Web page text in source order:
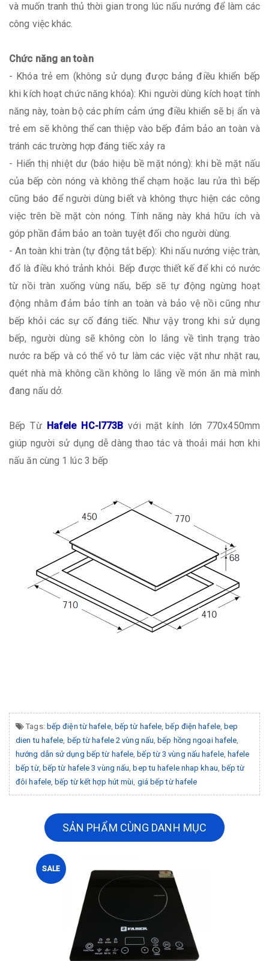
và muốn tranh thủ thời gian trong lúc nấu nướng để làm các
công việc khác.
Chức năng an toàn
- Khóa trẻ em (không sử dụng được bảng điều khiển bếp
khi kích hoạt chức năng khóa): Khi người dùng kích hoạt tính
năng này, toàn bộ các phím cảm ứng điều khiển sẽ bị ẩn và
trẻ em sẽ không thể can thiệp vào bếp đảm bảo an toàn và
tránh các trường hợp đáng tiếc xảy ra
- Hiển thị nhiệt dư (báo hiệu bề mặt nóng): khi bề mặt nấu
của bếp còn nóng và không thể chạm hoặc lau rửa thì bếp
cũng báo để người dùng biết và không thực hiện các công
việc trên bề mặt còn nóng. Tính năng này khá hữu ích và
góp phần đảm bảo an toàn tuyệt đối cho người dùng.
- An toàn khi tràn (tự động tắt bếp): Khi nấu nướng việc tràn,
đổ là điều khó trảnh khỏi. Bếp được thiết kế để khi có nước
từ nồi tràn xuống vùng nấu, bếp sẽ tự động ngừng hoạt
động nhằm đảm bảo tính an toàn và bảo vệ nồi cũng như
bếp khỏi các sự cố đáng tiếc. Như vậy trong khi sử dụng
bếp, người dùng sẽ không còn lo lắng về tình trạng trào
nước ra bếp và có thể vô tư làm các việc vặt như nhặt rau,
quét nhà mà không cần không lo lắng về món ăn mà mình
đang nấu dở.
Bếp Từ Hafele HC-I773Bvới mặt kính lớn 770x450mm
giúp người sử dụng dễ dàng thao tác và thoải mái hơn khi
nấu ăn cùng 1 lúc 3 bếp
Tags: bếp điện từ hafele, bếp từ hafele bếp điện hafele, bep
dien tu hafele bếp từ hafele 2 vùng nấu bếp hồng ngoại hafele
hướng dẫn sử dụng bếp từ hafele bếp từ 3 vùng nấu hafele, hafele
bếp từ, bếp từ hafele 3 vùng nấu bep tu hafele nhap khau bếp từ
đôi hafele bếp từ kết hợp hút mùi giá bếp từ hafele
SẢN PHẨM CÙNG DANH MỤC
SALE